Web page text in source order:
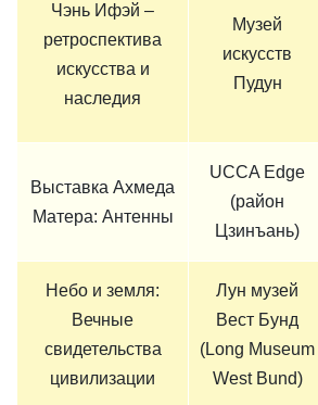
Чэнь Ифэй –
ретроспектива
искусства и
наследия
Музей
искусств
Пудун
Выставка Ахмеда
Матера: Антенны
UCCA Edge
(район
Цзинъань)
Небо и земля:
Вечные
свидетельства
цивилизации
Лун музей
Вест Бунд
(Long Museum
West Bund)